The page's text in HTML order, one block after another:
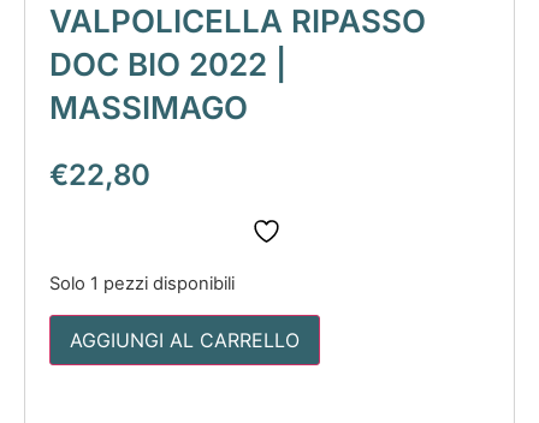
VALPOLICELLA RIPASSO
DOC BIO 2022 |
MASSIMAGO
€22,80
Solo 1 pezzi disponibili
AGGIUNGI AL CARRELLO